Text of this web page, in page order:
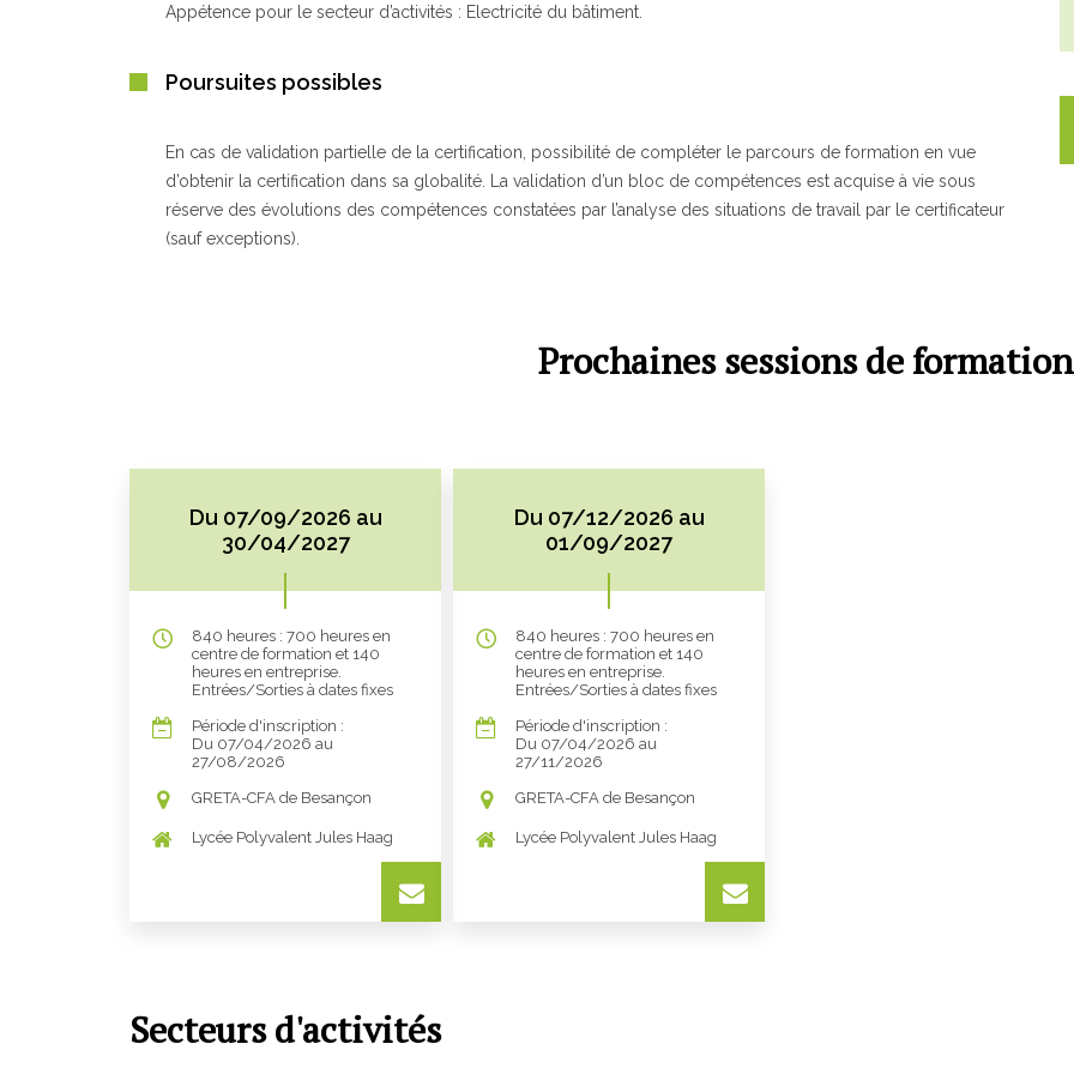
Appétence pour le secteur d’activités : Electricité du bâtiment.
Poursuites possibles
En cas de validation partielle de la certification, possibilité de compléter le parcours de formation en vue
d’obtenir la certification dans sa globalité. La validation d’un bloc de compétences est acquise à vie sous
réserve des évolutions des compétences constatées par l’analyse des situations de travail par le certificateur
(sauf exceptions).
Prochaines sessions de formation
Du 07/09/2026 au
30/04/2027
840 heures : 700 heures en
centre de formation et 140
heures en entreprise.
Entrées/Sorties à dates fixes
Période d'inscription :
Du 07/04/2026 au
27/08/2026
GRETA-CFA de Besançon
Lycée Polyvalent Jules Haag
Du 07/12/2026 au
01/09/2027
840 heures : 700 heures en
centre de formation et 140
heures en entreprise.
Entrées/Sorties à dates fixes
Période d'inscription :
Du 07/04/2026 au
27/11/2026
GRETA-CFA de Besançon
Lycée Polyvalent Jules Haag
Secteurs d'activités